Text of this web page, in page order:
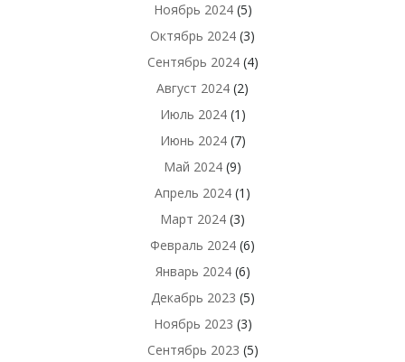
Ноябрь 2024(5)
Октябрь 2024 (3)
Сентябрь 2024(4)
Август 2024 (2)
Июль 2024(1)
Июнь 2024(7)
Май 2024 (9)
Апрель 2024 (1)
Март 2024 (3)
Февраль 2024 (6)
Январь 2024(6)
Декабрь 2023 (5)
Ноябрь 2023 (3)
Сентябрь 2023 (5)